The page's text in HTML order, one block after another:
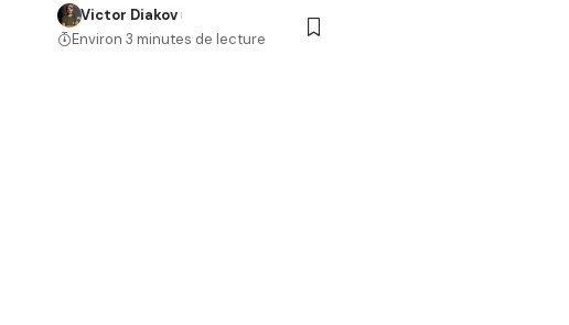
Victor Diakov
Environ 3 minutes de lecture